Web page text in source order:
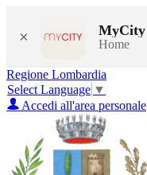
× MyCity
Home
Regione Lombardia
Select Language ▼
Accedi all'area personale